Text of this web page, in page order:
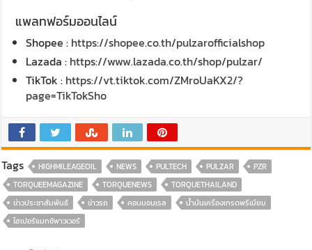
แพลทฟอร์มออนไลน์
Shopee : https://shopee.co.th/pulzarofficialshop
Lazada : https://www.lazada.co.th/shop/pulzar/
TikTok : https://vt.tiktok.com/ZMroUaKX2/?
page=TikTokSho
Tags HIGHMILEAGEOIL NEWS PULTECH PULZAR
PZR
TORQUEEMAGAZINE
TORQUENEWS
TORQUETHAILAND
ข่าวประชาสัมพันธ์
ข่าวรถ คอมมอนเรล
น้ำมันเครื่องเกรดพรีเมียม
ไฮเปอร์แมกซ์พาวเวอร์